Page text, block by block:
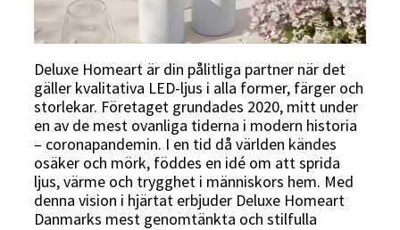
Deluxe Homeart är din pålitliga partner när det
gäller kvalitativa LED-ljus i alla former, färger och
storlekar. Företaget grundades 2020, mitt under
en av de mest ovanliga tiderna i modern historia
– coronapandemin. I en tid då världen kändes
osäker och mörk, föddes en idé om att sprida
ljus, värme och trygghet i människors hem. Med
denna vision i hjärtat erbjuder Deluxe Homeart
Danmarks mest genomtänkta och stilfulla